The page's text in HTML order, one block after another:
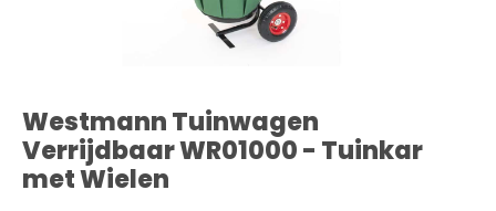
Westmann Tuinwagen
Verrijdbaar WR01000 - Tuinkar
met Wielen